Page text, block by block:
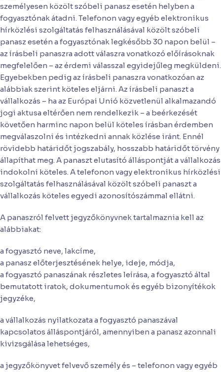
személyesen közölt szóbeli panasz esetén helyben a
fogyasztónak átadni. Telefonon vagy egyéb elektronikus
hírközlési szolgáltatás felhasználásával közölt szóbeli
panasz esetén a fogyasztónak legkésőbb 30 napon belül –
az írásbeli panaszra adott válaszra vonatkozó előírásoknak
megfelelően – az érdemi válasszal egyidejűleg megküldeni.
Egyebekben pedig az írásbeli panaszra vonatkozóan az
alábbiak szerint köteles eljárni. Az írásbeli panaszt a
vállalkozás – ha az Európai Unió közvetlenül alkalmazandó
jogi aktusa eltérően nem rendelkezik – a beérkezését
követően harminc napon belül köteles írásban érdemben
megválaszolni és intézkedni annak közlése iránt. Ennél
rövidebb határidőt jogszabály, hosszabb határidőt törvény
állapíthat meg. A panaszt elutasító álláspontját a vállalkozás
indokolni köteles. A telefonon vagy elektronikus hírközlési
szolgáltatás felhasználásával közölt szóbeli panaszt a
vállalkozás köteles egyedi azonosítószámmal ellátni.
A panaszról felvett jegyzőkönyvnek tartalmaznia kell az
alábbiakat:
a fogyasztó neve, lakcíme,
a panasz előterjesztésének helye, ideje, módja,
a fogyasztó panaszának részletes leírása, a fogyasztó által
bemutatott iratok, dokumentumok és egyéb bizonyítékok
jegyzéke,
a vállalkozás nyilatkozata a fogyasztó panaszával
kapcsolatos álláspontjáról, amennyiben a panasz azonnali
kivizsgálása lehetséges,
a jegyzőkönyvet felvevő személy és – telefonon vagy egyéb